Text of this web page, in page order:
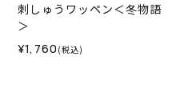
刺しゅうワッペン＜冬物語
＞
¥1,760 (税込)